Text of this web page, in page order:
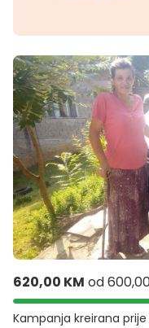
620,00 KM od
Kampanja kreirana